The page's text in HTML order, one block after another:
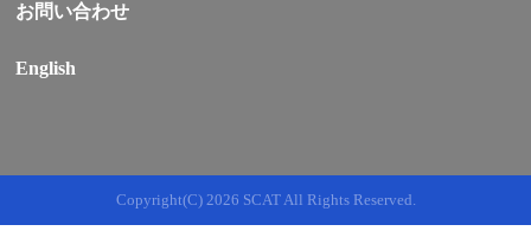
お問い合わせ
English
Copyright(C) 2026 SCAT All Rights Reserved.